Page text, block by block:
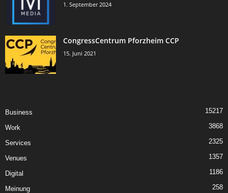
1. September 2024
CongressCentrum Pforzheim CCP
15. Juni 2021
Business 15217
Work 3868
Services 2325
Venues 1357
Digital 1186
Meinung 258